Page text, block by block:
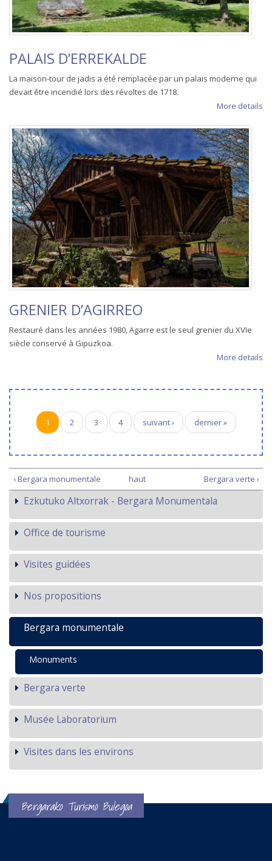
PALAIS D’ERREKALDE
La maison-tour de jadis a été remplacée par un palais moderne qui
devait être incendié lors des révoltes de 1718.
More details
GRENIER D’AGIRREO
Restauré dans les années 1980, Agarre est le seul grenier du XVIe
siècle conservé à Gipuzkoa.
More details
Pages
1 2 3 4 suivant › dernier »
‹ Bergara monumentale haut Bergara verte ›
Ezkutuko Altxorrak - Bergara Monumentala
Office de tourisme
Visites guidées
Nos propositions
Bergara monumentale
Monuments
Bergara verte
Musée Laboratorium
Visites dans les environs
Bergarako Turismo Bulegoa